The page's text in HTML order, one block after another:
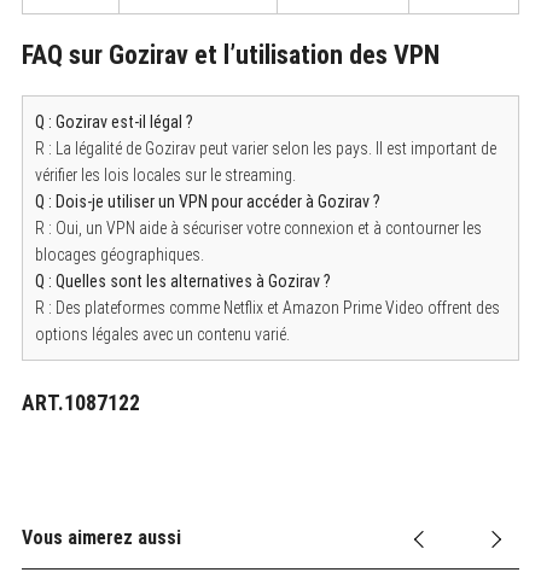
FAQ sur Gozirav et l’utilisation des VPN
Q : Gozirav est-il légal ?
R : La légalité de Gozirav peut varier selon les pays. Il est important de
vérifier les lois locales sur le streaming.
Q : Dois-je utiliser un VPN pour accéder à Gozirav ?
R : Oui, un VPN aide à sécuriser votre connexion et à contourner les
blocages géographiques.
Q : Quelles sont les alternatives à Gozirav ?
R : Des plateformes comme Netflix et Amazon Prime Video offrent des
options légales avec un contenu varié.
ART.1087122
Vous aimerez aussi